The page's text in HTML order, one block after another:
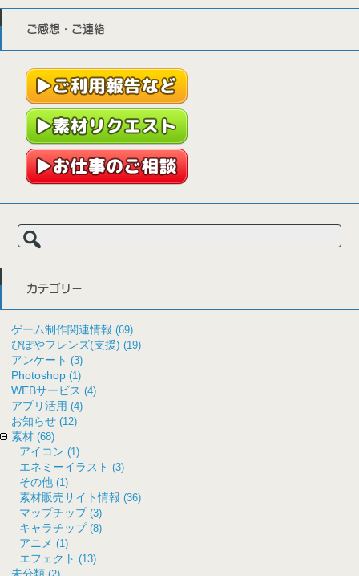
ご感想・ご連絡
検
索:
カテゴリー
ゲーム制作関連情報 (69)
ぴぽやフレンズ(支援) (19)
アンケート (3)
Photoshop (1)
WEBサービス (4)
アプリ活用 (4)
お知らせ (12)
素材 (68)
アイコン (1)
エネミーイラスト (3)
その他 (1)
素材販売サイト情報 (36)
マップチップ (3)
キャラチップ (8)
アニメ (1)
エフェクト (13)